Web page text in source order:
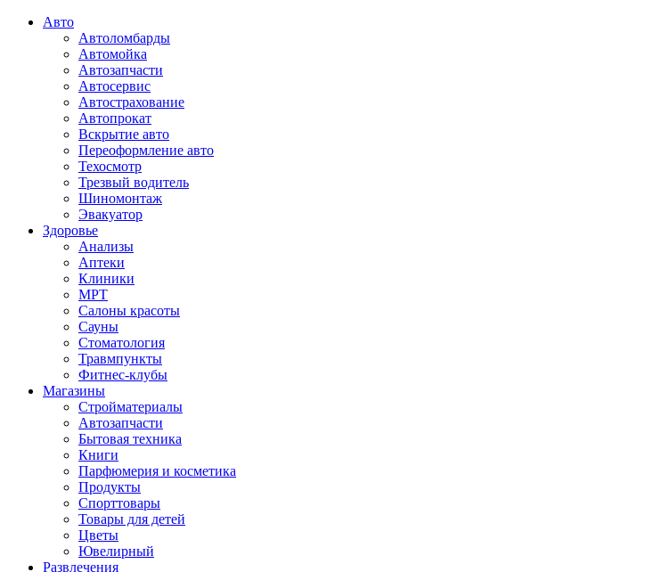
Авто
Автоломбарды
Автомойка
Автозапчасти
Автосервис
Автострахование
Автопрокат
Вскрытие авто
Переоформление авто
Техосмотр
Трезвый водитель
Шиномонтаж
Эвакуатор
Здоровье
Анализы
Аптеки
Клиники
МРТ
Салоны красоты
Сауны
Стоматология
Травмпункты
Фитнес-клубы
Магазины
Стройматериалы
Автозапчасти
Бытовая техника
Книги
Парфюмерия и косметика
Продукты
Спорттовары
Товары для детей
Цветы
Ювелирный
Развлечения